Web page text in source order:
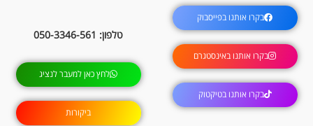
בקרו אותנו בפייסבוק
בקרו אותנו באינסטגרם
בקרו אותנו בטיקטוק
טלפון: 050-3346-561
לחץ כאן למעבר לנציג
ביקורות